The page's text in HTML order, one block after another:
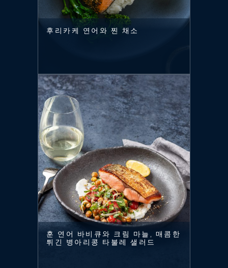
후리카케 연어와 찐 채소
훈 연어 바비큐와 크림 마늘, 매콤한
튀긴 병아리콩 타불레 샐러드